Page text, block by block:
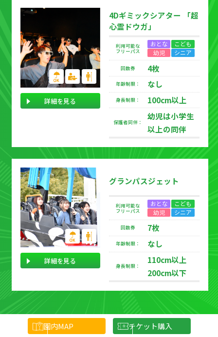
4Dギミックシアター 「超
心霊ドウガ」
利用可能な
フリーパス
おとな
こども
幼児
シニア
回数券 4枚
年齢制限： なし
身長制限： 100cm以上
保護者同伴：
幼児は小学生
以上の同伴
詳細を見る
グランパスジェット
利用可能な
フリーパス
おとな
こども
幼児
シニア
回数券 7枚
年齢制限： なし
身長制限：
110cm以上
200cm以下
詳細を見る
園内MAP チケット購入